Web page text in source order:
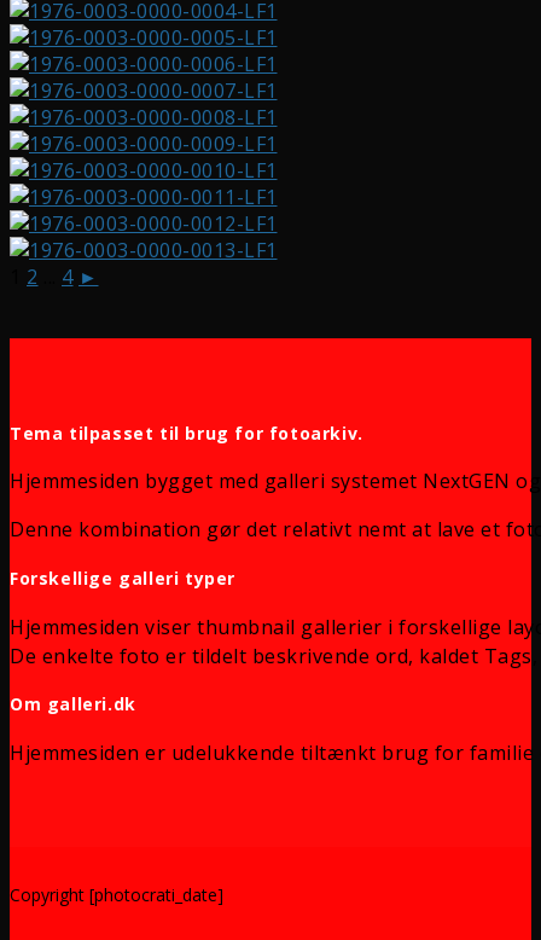
2 4 ►
Tema tilpasset til brug for fotoarkiv.
Hjemmesiden bygget med galleri systemet NextGEN
Denne kombination gør det relativt nemt at lave et
Forskellige galleri typer
Hjemmesiden viser thumbnail gallerier i forskellige
De enkelte foto er tildelt beskrivende ord, kaldet
Om galleri.dk
Hjemmesiden er udelukkende tiltænkt brug for
Copyright [photocrati_date]